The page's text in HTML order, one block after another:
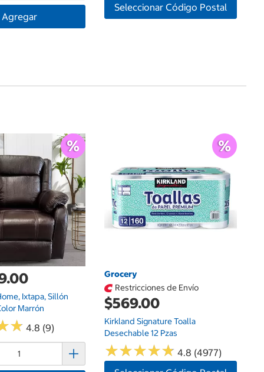
Agregar
Seleccionar Código Postal
Ixtapa, Sillón
Marrón
★
★ 4.8 (9)
Grocery
Restricciones de Envío
$569.00
Kirkland Signature Toalla
Desechable 12 Pzas
★★★★★
★★★★★ 4.8 (4977)